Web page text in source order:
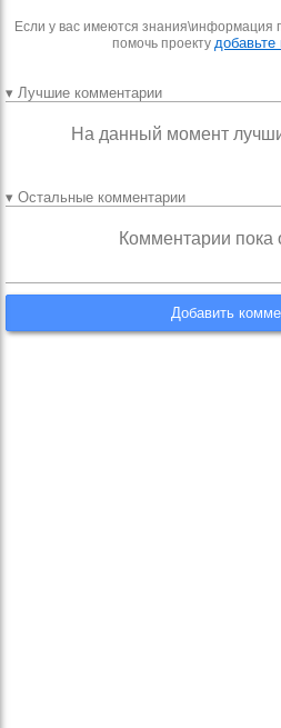
Если у вас имеются знания\информация
помочь проекту добавьте
▾ Лучшие комментарии
На данный момент
▾ Остальные комментарии
Комментарии пока
Добавить